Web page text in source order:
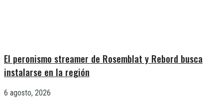
El peronismo streamer de Rosemblat y Rebord busca
instalarse en la región
6 agosto, 2026